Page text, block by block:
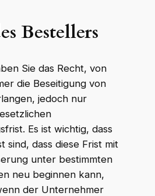
Bestellers
Sie das Recht, von
die Beseitigung von
jedoch nur
Es ist wichtig, dass
sind, dass diese Frist mit
unter bestimmten
neu beginnen kann,
der Unternehmer